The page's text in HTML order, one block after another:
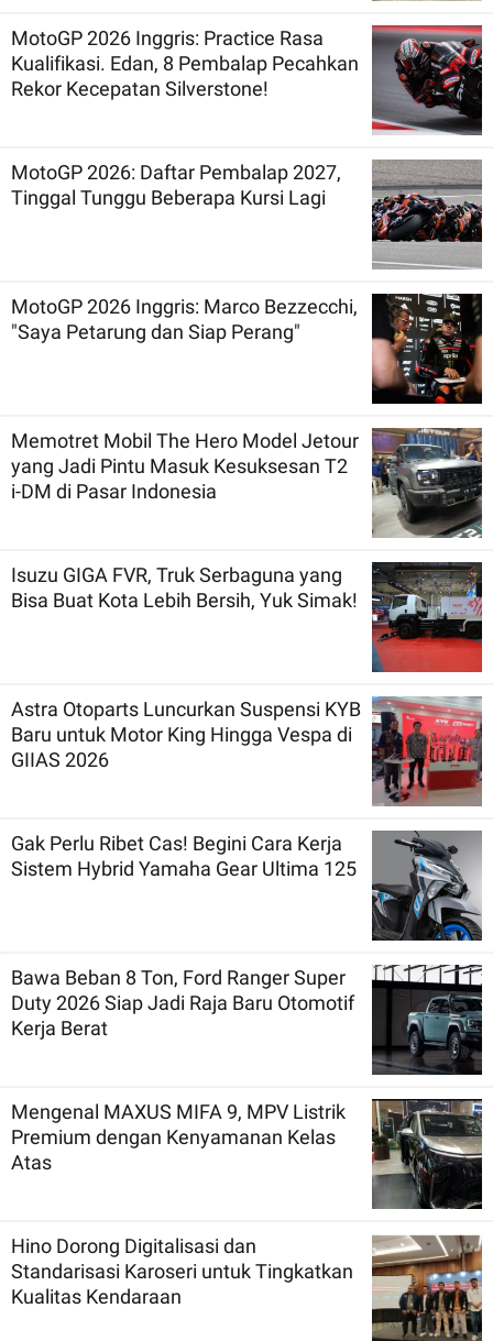
MotoGP 2026 Inggris: Practice Rasa
Kualifikasi. Edan, 8 Pembalap Pecahkan
Rekor Kecepatan Silverstone!
MotoGP 2026: Daftar Pembalap 2027,
Tinggal Tunggu Beberapa Kursi Lagi
MotoGP 2026 Inggris: Marco Bezzecchi,
"Saya Petarung dan Siap Perang"
Memotret Mobil The Hero Model Jetour
yang Jadi Pintu Masuk Kesuksesan T2
i-DM di Pasar Indonesia
Isuzu GIGA FVR, Truk Serbaguna yang
Bisa Buat Kota Lebih Bersih, Yuk Simak!
Astra Otoparts Luncurkan Suspensi KYB
Baru untuk Motor King Hingga Vespa di
GIIAS 2026
Gak Perlu Ribet Cas! Begini Cara Kerja
Sistem Hybrid Yamaha Gear Ultima 125
Bawa Beban 8 Ton, Ford Ranger Super
Duty 2026 Siap Jadi Raja Baru Otomotif
Kerja Berat
Mengenal MAXUS MIFA 9, MPV Listrik
Premium dengan Kenyamanan Kelas
Atas
Hino Dorong Digitalisasi dan
Standarisasi Karoseri untuk Tingkatkan
Kualitas Kendaraan